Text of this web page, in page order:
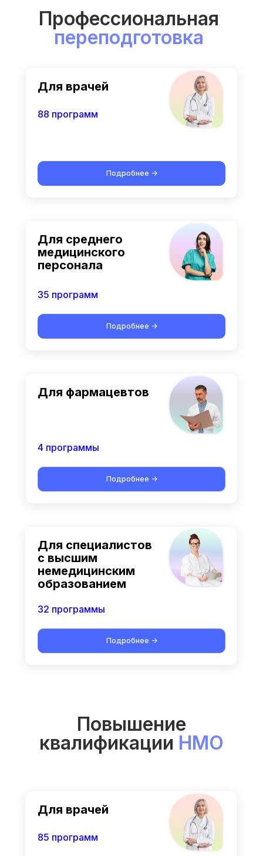
Профессиональная
переподготовка
Для среднего
медицинского
персонала
35 программ
Для врачей
Подробнее ->
88 программ
Подробнее ->
Для фармацевтов
Подробнее ->
Подробнее ->
Для специалистов
с высшим
немедицинским
образованием
4 программы
32 программы
Повышение
квалификации НМО
Для врачей
85 программ